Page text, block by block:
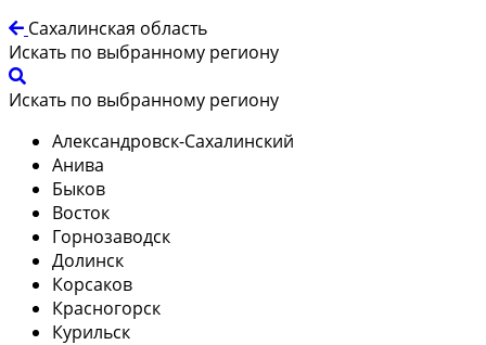
Сахалинская область
Искать по выбранному региону
Искать по выбранному региону
Александровск-Сахалинский
Анива
Быков
Восток
Горнозаводск
Долинск
Корсаков
Красногорск
Курильск